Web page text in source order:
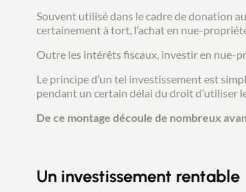
Souvent utilisé dans le cadre de donation
certainement à tort, l’achat en nue-
Outre les intérêts fiscaux, investir en nue-
Le principe d’un tel investissement est
pendant un certain délai du droit d’utiliser
De ce montage découle de nombreux
Un investissement rentable